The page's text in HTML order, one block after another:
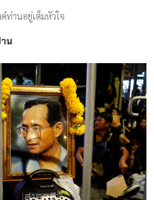
ท่านอยู่เต็มหัวใจ
น